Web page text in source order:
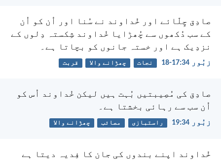
صادِق چِلّائے اور خُداوند نے سُنا
اور اُن کو اُن
کے سب دُکھوں سے چُھڑایا خُداوند شِکستہ دِلوں کے
نزدِیک ہے اور خستہ جانوں کو بچاتا ہے۔
زبُور 34:‏17-‏18 نجات چھڑانے والا قربت
صادِق کی مُصِیبتیں بُہت ہیں لیکن خُداوند اُس کو
اُن سب سے رہائی بخشتا ہے۔
زبُور 34:‏19 راستبازی مصائب چھڑانے والا
خُداوند اپنے بندوں کی جان کا فِدیہ دیتا ہے